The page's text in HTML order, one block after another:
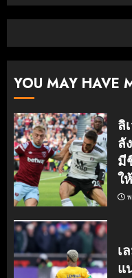
YOU MAY HAVE
ลิ
ลั
มี
ใ
เ
แ